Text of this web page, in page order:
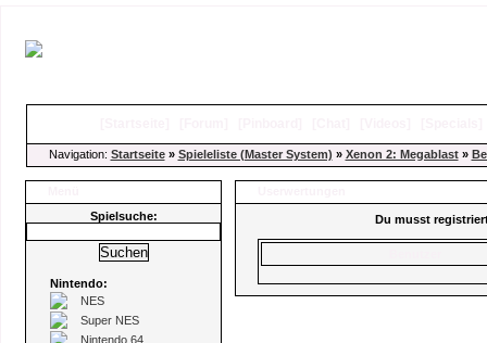
Navigation: Startseite» Spieleliste (Master System) » Xenon 2: Megablast»
Spielsuche:
Nintendo:
NES
Super NES
Nintendo 64
Du musst